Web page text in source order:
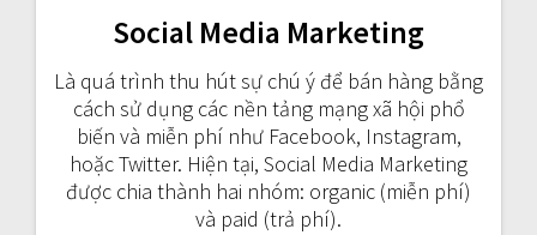
Social Media Marketing
Là quá trình thu hút sự chú ý để bán hàng bằng
cách sử dụng các nền tảng mạng xã hội phổ
biến và miễn phí như Facebook, Instagram,
hoặc Twitter. Hiện tại, Social Media Marketing
được chia thành hai nhóm: organic (miễn phí)
và paid (trả phí).